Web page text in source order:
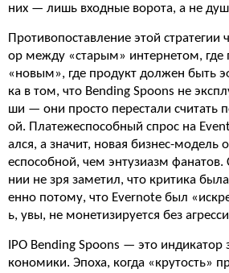
них — лишь входные ворота, а не
Противопоставление этой стратегии
ор между «старым» интернетом, где
«новым», где продукт должен быть
ка в том, что Bending Spoons не
ши — они просто перестали считать
ой. Платежеспособный спрос на
ался, а значит, новая бизнес-модель
еспособной, чем энтузиазм фанатов.
нии не зря заметил, что критика
енно потому, что Evernote был
ь, увы, не монетизируется без
IPO Bending Spoons — это индикатор
кономики. Эпоха, когда «крутость»